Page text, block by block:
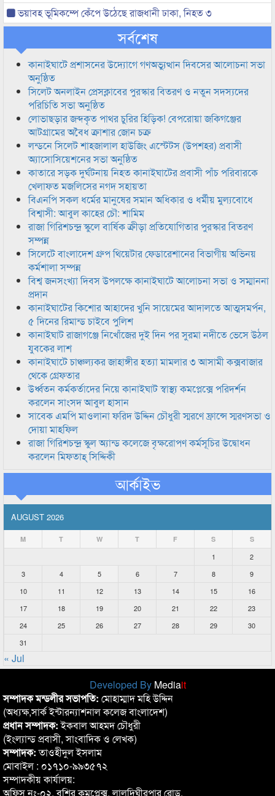
ভয়াবহ ভূমিকম্পে কেঁপে উঠেছে রাজধানী ঢাকা, নিহত ৩
সর্বশেষ
কানাইঘাটে প্রশাসনের উদ্যোগে গণঅভ্যুত্থান দিবসের আলোচনা সভা
অনুষ্ঠিত
সিলেট অনলাইন প্রেসক্লাবের পুরস্কার বিতরণ ও নতুন সদস্যদের
পরিচিতি সভা অনুষ্ঠিত
লোভাছড়ার জব্দকৃত পাথর চুরির হিড়িক! বেপরোয়া জকিগঞ্জের
আটগ্রামের অবৈধ ক্রাশার জোন চক্র
লন্ডনে সিলেট শাহজালাল হাউজিং এস্টেটস (উপশহর) প্রবাসী
অ্যাসোসিয়েশনের সভা অনুষ্ঠিত
কাতারে সড়ক দুর্ঘটনায় নিহত কানাইঘাটের প্রবাসী পাঁচ পরিবারকে
খেলাফত মজলিসের নগদ সহায়তা
বিএনপি সকল ধর্মের মানুষের সমান অধিকার ও ধর্মীয় মুল্যবোধে
বিশ্বাসী: আবুল কাহের চৌ: শামিম
রাজা গিরিশচন্দ্র স্কুলে বার্ষিক ক্রীড়া প্রতিযোগিতার পুরস্কার বিতরণ
সম্পন্ন
সিলেটে বাংলাদেশ গ্রুপ থিয়েটার ফেডারেশানের বিভাগীয় অভিনয়
কর্মশালা সম্পন্ন
বিশ্ব জনসংখ্যা দিবস উপলক্ষে কানাইঘাটে আলোচনা সভা ও সম্মাননা
প্রদান
কানাইঘাটের কিশোর আহাদের খুনি সায়েমের আদালতে আত্মসমর্পন,
৫ দিনের রিমান্ড চাইবে পুলিশ
কানাইঘাট রাজাগঞ্জে নিখোঁজের দুই দিন পর সুরমা নদীতে ভেসে উঠল
যুবকের লাশ
কানাইঘাটে চাঞ্চল্যকর জাহাঙ্গীর হত্যা মামলার ৩ আসামী কক্সবাজার
থেকে গ্রেফতার
উর্ধ্বতন কর্মকর্তাদের নিয়ে কানাইঘাট স্বাস্থ্য কমপ্লেক্সে পরিদর্শন
করলেন সাংসদ আবুল হাসান
সাবেক এমপি মাওলানা ফরিদ উদ্দিন চৌধুরী স্মরণে ফ্রান্সে স্মরণসভা ও
দোয়া মাহফিল
রাজা গিরিশচন্দ্র স্কুল অ্যান্ড কলেজে বৃক্ষরোপণ কর্মসূচির উদ্বোধন
করলেন মিফতাহ্ সিদ্দিকী
আর্কাইভ
AUGUST 2026
M T W T F S S
1
2
3
4 5 6 7 8
9
10
11 12 13 14 15
16
17
18 19 20 21 22
23
24
25 26 27 28 29
30
31
« Jul
Developed By Mediait
সম্পাদক মন্ডলীর সভাপতি: মোহাম্মাদ মহি উদ্দিন
(অধ্যক্ষ,সার্ক ইন্টারন্যাশনাল কলেজ বাংলাদেশ)
প্রধান সম্পাদক:ইকবাল আহমদ চৌধুরী
(ইংল্যান্ড প্রবাসী, সাংবাদিক ও লেখক)
সম্পাদক:তাওহীদুল ইসলাম
মোবাইল : ০১৭১০-৯৯৩৫৭২
সম্পাদকীয় কার্যালয়:
অফিস নং-০২, বশির কমপ্লেক্স, লালদিঘীরপার রোড,